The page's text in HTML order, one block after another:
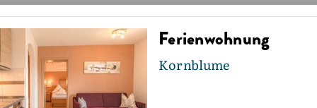
Ferienwohnung
Kornblume